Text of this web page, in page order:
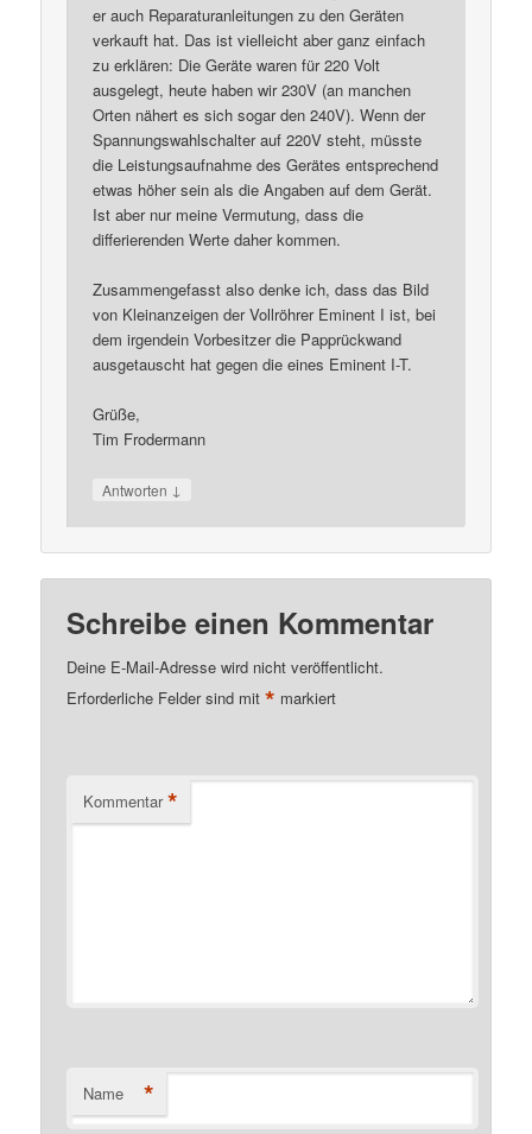
er auch Reparaturanleitungen zu den Geräten
verkauft hat. Das ist vielleicht aber ganz einfach
zu erklären: Die Geräte waren für 220 Volt
ausgelegt, heute haben wir 230V (an manchen
Orten nähert es sich sogar den 240V). Wenn der
Spannungswahlschalter auf 220V steht, müsste
die Leistungsaufnahme des Gerätes entsprechend
etwas höher sein als die Angaben auf dem Gerät.
Ist aber nur meine Vermutung, dass die
differierenden Werte daher kommen.
Zusammengefasst also denke ich, dass das Bild
von Kleinanzeigen der Vollröhrer Eminent I ist, bei
dem irgendein Vorbesitzer die Papprückwand
ausgetauscht hat gegen die eines Eminent I-T.
Grüße,
Tim Frodermann
Antworten ↓
Schreibe einen Kommentar
Deine E-Mail-Adresse wird nicht veröffentlicht.
Erforderliche Felder sind mit* markiert
Kommentar *
Name *